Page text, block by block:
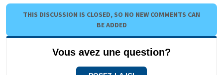
THIS DISCUSSION IS CLOSED, SO NO NEW COMMENTS CAN
BE ADDED
Vous avez une question?